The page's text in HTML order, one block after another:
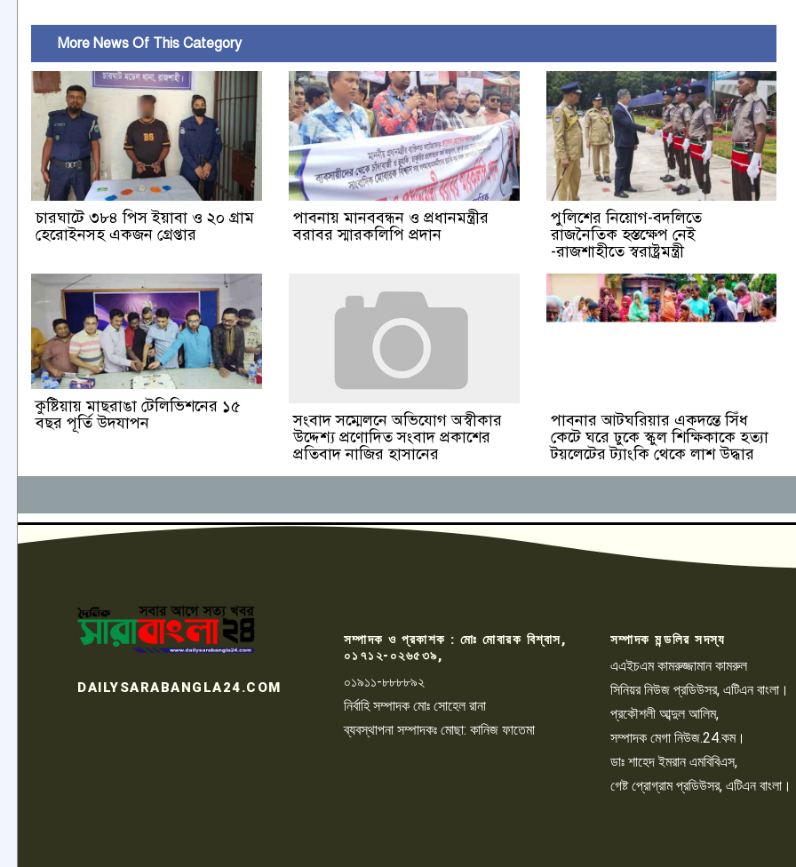
More News Of This Category
চারঘাটে ৩৮৪ পিস ইয়াবা ও ২০ গ্রাম
হেরোইনসহ একজন গ্রেপ্তার
পাবনায় মানববন্ধন ও প্রধানমন্ত্রীর
বরাবর স্মারকলিপি প্রদান
পুলিশের নিয়োগ-বদলিতে
রাজনৈতিক হস্তক্ষেপ নেই
-রাজশাহীতে স্বরাষ্ট্রমন্ত্রী
কুষ্টিয়ায় মাছরাঙা টেলিভিশনের ১৫
বছর পূর্তি উদযাপন
সংবাদ সম্মেলনে অভিযোগ অস্বীকার
উদ্দেশ্য প্রণোদিত সংবাদ প্রকাশের
প্রতিবাদ নাজির হাসানের
পাবনার আটঘরিয়ার একদন্তে সিঁধ
কেটে ঘরে ঢুকে স্কুল শিক্ষিকাকে হত্যা
টয়লেটের ট্যাংকি থেকে লাশ উদ্ধার
DAILYSARABANGLA24.COM
সম্পাদক ও প্রকাশক : মোঃ মোবারক বিশ্বাস,
০১৭১২-০২৬৫৩৯,
০১৯১১-৮৮৮৮৯২
নির্বাহি সম্পাদক মোঃ সোহেল রানা
ব্যবস্থাপনা সম্পাদকঃ মোছা: কানিজ ফাতেমা
সম্পাদক মন্ডলির সদস্য
এএইচএম কামরুজ্জামান কামরুল
সিনিয়র নিউজ প্রডিউসর, এটিএন বাংলা।
প্রকৌশলী আব্দুল আলিম,
সম্পাদক মেগা নিউজ.24.কম।
ডাঃ শাহেদ ইমরান এমবিবিএস,
গেষ্ট প্রোগ্রাম প্রডিউসর, এটিএন বাংলা।